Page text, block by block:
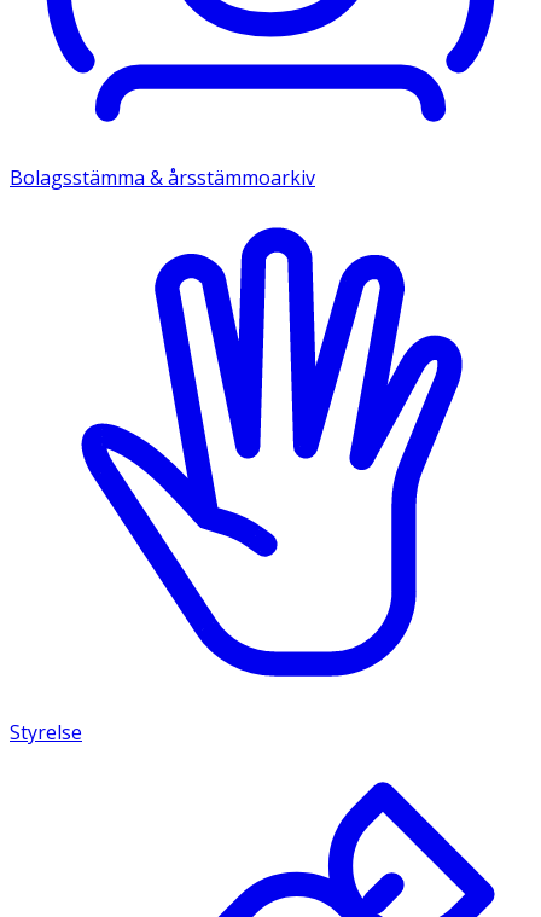
Bolagsstämma & årsstämmoarkiv
Styrelse